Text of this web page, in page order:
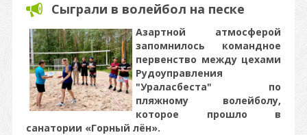
Сыграли в волейбол на песке
Азартной атмосферой
запомнилось командное
первенство между цехами
Рудоуправления
"Ураласбеста" по
пляжному волейболу,
которое прошло в
санатории «Горный лён».